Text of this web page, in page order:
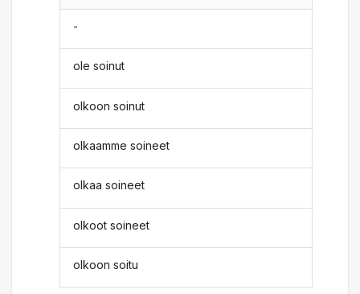
-
ole soinut
olkoon soinut
olkaamme soineet
olkaa soineet
olkoot soineet
olkoon soitu